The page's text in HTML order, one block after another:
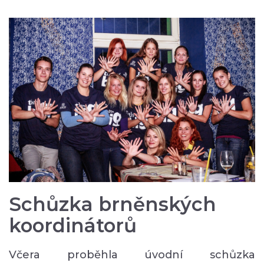
Schůzka brněnských
koordinátorů
Včera proběhla úvodní schůzka